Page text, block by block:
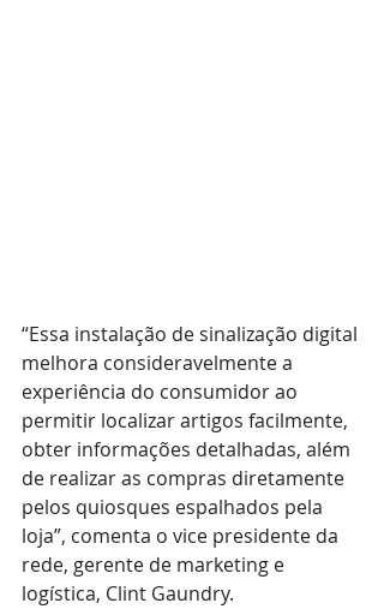
“Essa instalação de sinalização digital
melhora consideravelmente a
experiência do consumidor ao
permitir localizar artigos facilmente,
obter informações detalhadas, além
de realizar as compras diretamente
pelos quiosques espalhados pela
loja”, comenta o vice presidente da
rede, gerente de marketing e
logística, Clint Gaundry.